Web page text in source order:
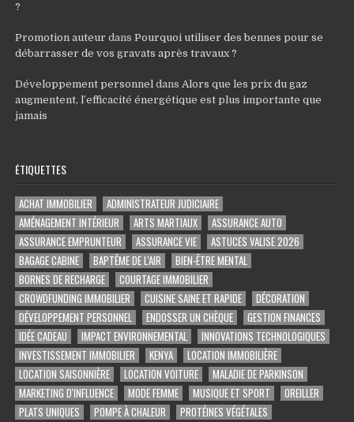
?
Promotion auteur dansPourquoi utiliser des bennes pour se
débarrasser de vos gravats après travaux ?
Développement personnel dansAlors que les prix du gaz
augmentent, l’efficacité énergétique est plus importante que
jamais
ÉTIQUETTES
ACHAT IMMOBILIER
ADMINISTRATEUR JUDICIAIRE
AMÉNAGEMENT INTÉRIEUR
ARTS MARTIAUX
ASSURANCE AUTO
ASSURANCE EMPRUNTEUR
ASSURANCE VIE
ASTUCES VALISE 2026
BAGAGE CABINE
BAPTÊME DE L'AIR
BIEN-ÊTRE MENTAL
BORNES DE RECHARGE
COURTAGE IMMOBILIER
CROWDFUNDING IMMOBILIER
CUISINE SAINE ET RAPIDE
DÉCORATION
DÉVELOPPEMENT PERSONNEL
ENDOSSER UN CHÈQUE
GESTION FINANCES
IDÉE CADEAU
IMPACT ENVIRONNEMENTAL
INNOVATIONS TECHNOLOGIQUES
INVESTISSEMENT IMMOBILIER
KENYA
LOCATION IMMOBILIÈRE
LOCATION SAISONNIÈRE
LOCATION VOITURE
MALADIE DE PARKINSON
MARKETING D'INFLUENCE
MODE FEMME MUSIQUE ET SPORT
OREILLER
PLATS UNIQUES
POMPE À CHALEUR
PROTÉINES VÉGÉTALES